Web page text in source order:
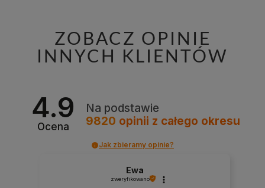
ZOBACZ OPINIE
INNYCH KLIENTÓW
4.9
Ocena
Na podstawie
9820 opinii z całego okresu
Jak zbieramy opinie?
Ewa
zweryfikowano